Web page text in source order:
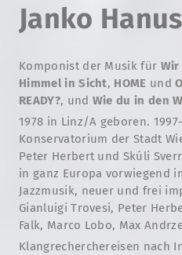
Janko
Komponist der Musik für
Himmel in Sicht, HOME und
READY?, und Wie du in den
1978 in Linz/A geboren.
Konservatorium der Stadt
Peter Herbert und Skúli
in ganz Europa vorwiegend
Jazzmusik, neuer und frei
Gianluigi Trovesi, Peter
Falk, Marco Lobo, Max
Klangrecherchereisen nach